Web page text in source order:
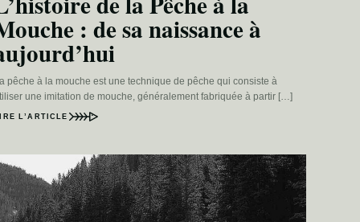
: de sa naissance à
pêche à la mouche est une technique de pêche qui consiste à
une imitation de mouche, généralement fabriquée à partir […]
L’ARTICLE